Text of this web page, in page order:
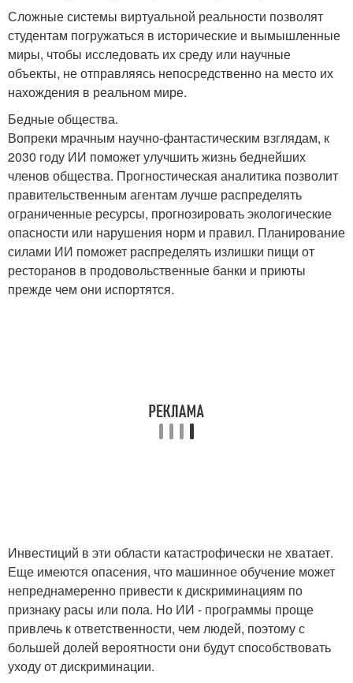
Сложные системы виртуальной реальности позволят
студентам погружаться в исторические и вымышленные
миры, чтобы исследовать их среду или научные
объекты, не отправляясь непосредственно на место их
нахождения в реальном мире.
Бедные общества.
Вопреки мрачным научно-фантастическим взглядам, к
2030 году ИИ поможет улучшить жизнь беднейших
членов общества. Прогностическая аналитика позволит
правительственным агентам лучше распределять
ограниченные ресурсы, прогнозировать экологические
опасности или нарушения норм и правил. Планирование
силами ИИ поможет распределять излишки пищи от
ресторанов в продовольственные банки и приюты
прежде чем они испортятся.
Инвестиций в эти области катастрофически не хватает.
Еще имеются опасения, что машинное обучение может
непреднамеренно привести к дискриминациям по
признаку расы или пола. Но ИИ - программы проще
привлечь к ответственности, чем людей, поэтому с
большей долей вероятности они будут способствовать
уходу от дискриминации.